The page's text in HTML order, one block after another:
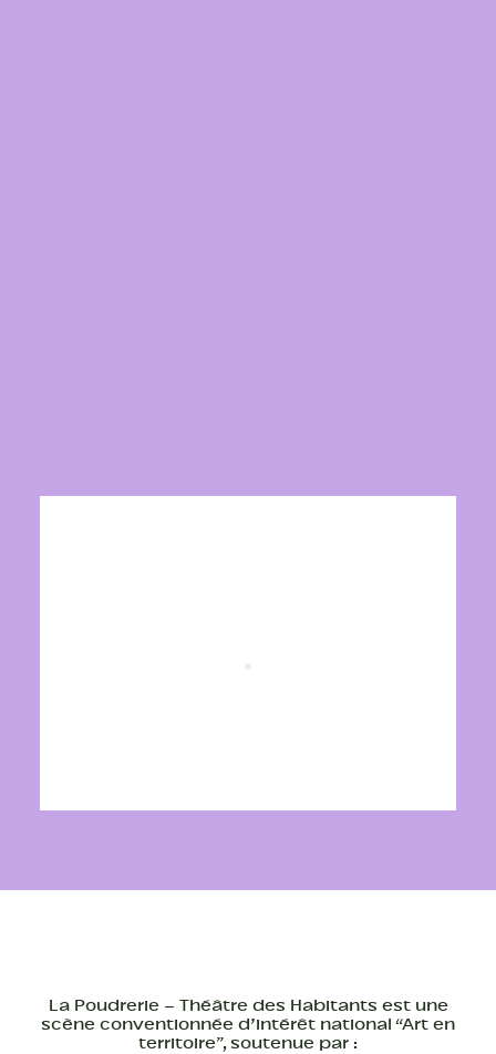
La Poudrerie – Théâtre des Habitants est une
scène conventionnée d’intérêt national “Art en
territoire”, soutenue par :